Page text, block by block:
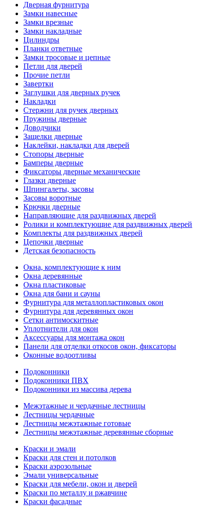
Дверная фурнитура
Замки навесные
Замки врезные
Замки накладные
Цилиндры
Планки ответные
Замки тросовые и цепные
Петли для дверей
Прочие петли
Завертки
Заглушки для дверных ручек
Накладки
Стержни для ручек дверных
Пружины дверные
Доводчики
Защелки дверные
Наклейки, накладки для дверей
Стопоры дверные
Бамперы дверные
Фиксаторы дверные механические
Глазки дверные
Шпингалеты, засовы
Засовы воротные
Крючки дверные
Направляющие для раздвижных дверей
Ролики и комплектующие для раздвижных дверей
Комплекты для раздвижных дверей
Цепочки дверные
Детская безопасность
Окна, комплектующие к ним
Окна деревянные
Окна пластиковые
Окна для бани и сауны
Фурнитура для металлопластиковых окон
Фурнитура для деревянных окон
Сетки антимоскитные
Уплотнители для окон
Аксессуары для монтажа окон
Панели для отделки откосов окон, фиксаторы
Оконные водоотливы
Подоконники
Подоконники ПВХ
Подоконники из массива дерева
Межэтажные и чердачные лестницы
Лестницы чердачные
Лестницы межэтажные готовые
Лестницы межэтажные деревянные сборные
Краски и эмали
Краски для стен и потолков
Краски аэрозольные
Эмали универсальные
Краски для мебели, окон и дверей
Краски по металлу и ржавчине
Краски фасадные